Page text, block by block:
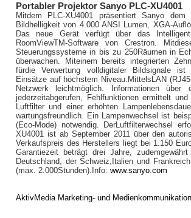
Portabler Projektor Sanyo PLC-XU4001
Mitdem PLC-XU4001 präsentiert Sanyo
Bildhelligkeit von 4.000 ANSI Lumen, XGA-
Das neue Gerät verfügt über das
RoomViewTM-Software von Crestron.
Steuerungssysteme in bis zu 250Räumen in
überwachen. Miteinem bereits integrierten
fürdie Verwertung volldigitaler Bildsignale ist
Einsätze auf höchstem Niveau.MittelsLAN
Netzwerk leichtmöglich. Informationen
jederzeitabgerufen, Fehlfunktionen ermittelt
Luftfilter und einer erhöhten
wartungsfreundlich. Ein Lampenwechsel ist
(Eco-Mode) notwendig. DerLuftfilterwechsel
XU4001 ist ab September 2011 über den
Verkaufspreis des Herstellers liegt bei 1.150
Garantiezeit beträgt drei Jahre,
Deutschland, der Schweiz,Italien und
(max. 2.000Stunden).Info: www.sanyo.com
AktivMedia Marketing- und